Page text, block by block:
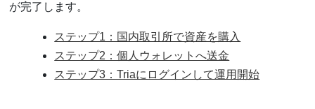
が完了します。
ステップ1：国内取引所で資産を購入
ステップ2：個人ウォレットへ送金
ステップ3：Triaにログインして運用開始